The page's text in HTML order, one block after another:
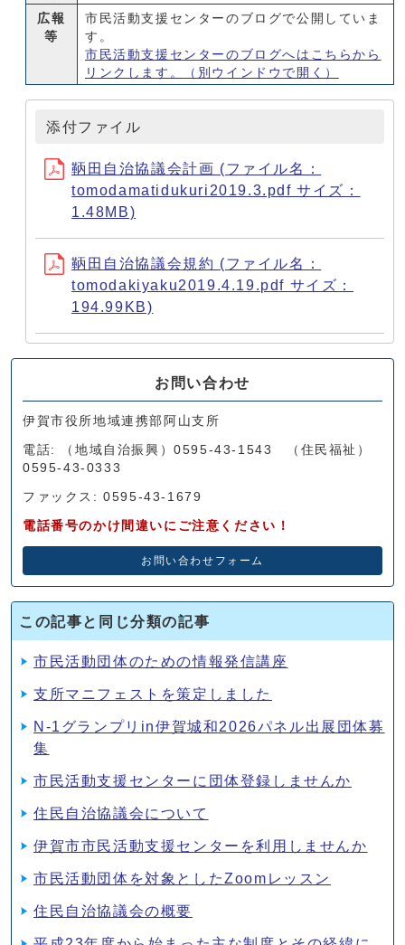
広報
等
市民活動支援センターのブログで公開していま
す。
市民活動支援センターのブログへはこちらから
リンクします。
（別ウインドウで開く）
添付ファイル
鞆田自治協議会計画 (ファイル名：
tomodamatidukuri2019.3.pdf サイズ：
1.48MB)
鞆田自治協議会規約 (ファイル名：
tomodakiyaku2019.4.19.pdf サイズ：
194.99KB)
お問い合わせ
伊賀市役所地域連携部阿山支所
電話: （地域自治振興）0595-43-1543 （住民福祉）
0595-43-0333
ファックス: 0595-43-1679
電話番号のかけ間違いにご注意ください！
お問い合わせフォーム
この記事と同じ分類の記事
市民活動団体のための情報発信講座
支所マニフェストを策定しました
N‐1グランプリin伊賀城和2026パネル出展団体募
集
市民活動支援センターに団体登録しませんか
住民自治協議会について
伊賀市市民活動支援センターを利用しませんか
市民活動団体を対象としたZoomレッスン
住民自治協議会の概要